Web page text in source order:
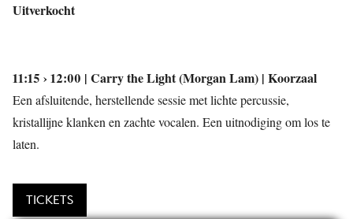
Uitverkocht
11:15 › 12:00 | Carry the Light (Morgan Lam) | Koorzaal
Een afsluitende, herstellende sessie met lichte percussie,
kristallijne klanken en zachte vocalen. Een uitnodiging om los te
laten.
TICKETS